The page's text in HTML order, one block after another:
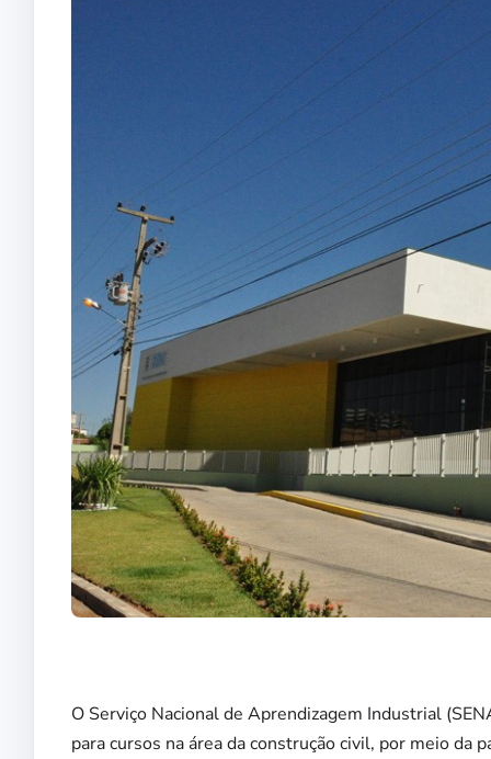
O Serviço Nacional de Aprendizagem Industrial
para cursos na área da construção civil, por meio da